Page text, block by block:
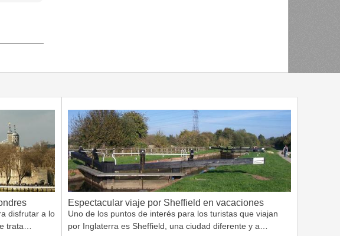
disfrutar a lo
trata…
Espectacular viaje por Sheffield en vacaciones
Uno de los puntos de interés para los turistas que viajan
por Inglaterra es Sheffield, una ciudad diferente y a…